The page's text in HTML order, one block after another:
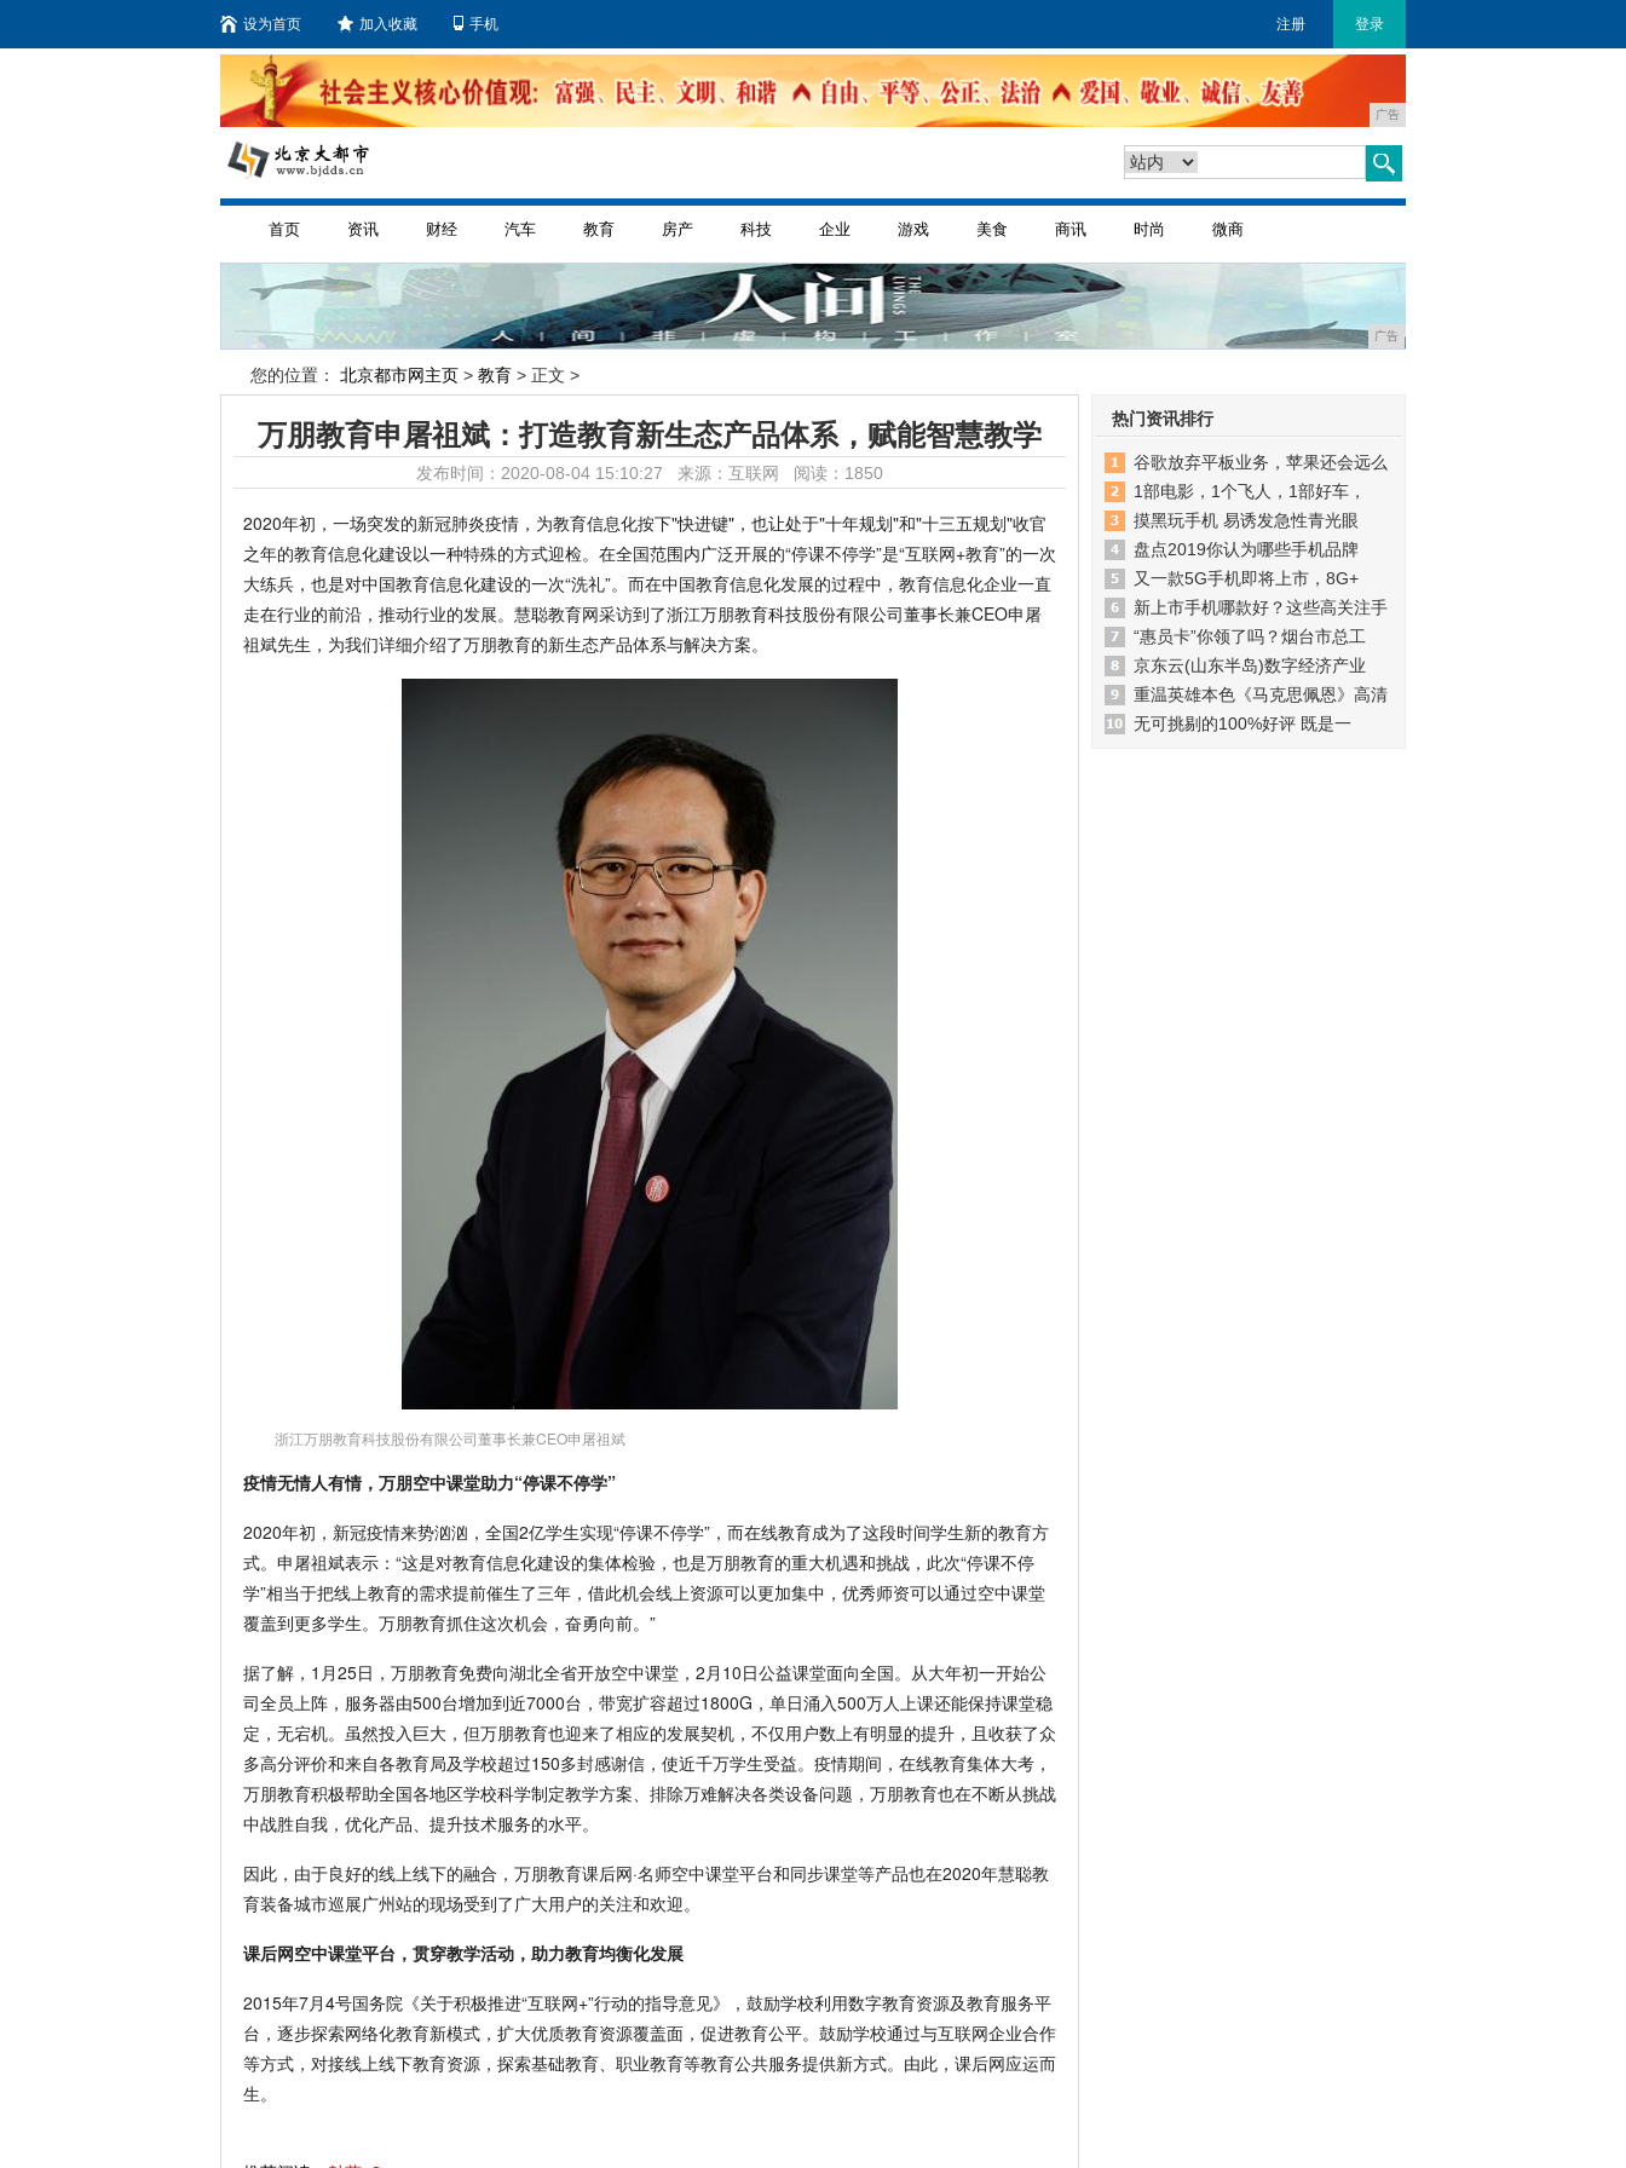
设为首页 加入收藏 手机 注册 登录
广告
首页 资讯 财经 汽车 教育 房产 科技 企业 游戏 美食 商讯 时尚 微商
广告
您的位置： 北京都市网主页 > 教育 > 正文 >
万朋教育申屠祖斌：打造教育新生态产品体系，赋能智慧教学
发布时间：2020-08-04 15:10:27 来源：互联网 阅读：1850
2020年初，一场突发的新冠肺炎疫情，为教育信息化按下"快进键"，也让处于"十年规划"和"十三五规划"收官
之年的教育信息化建设以一种特殊的方式迎检。在全国范围内广泛开展的“停课不停学”是“互联网+教育”的一次
大练兵，也是对中国教育信息化建设的一次“洗礼”。而在中国教育信息化发展的过程中，教育信息化企业一直
走在行业的前沿，推动行业的发展。慧聪教育网采访到了浙江万朋教育科技股份有限公司董事长兼CEO申屠
祖斌先生，为我们详细介绍了万朋教育的新生态产品体系与解决方案。
浙江万朋教育科技股份有限公司董事长兼CEO申屠祖斌
疫情无情人有情，万朋空中课堂助力“停课不停学”
2020年初，新冠疫情来势汹汹，全国2亿学生实现“停课不停学”，而在线教育成为了这段时间学生新的教育方
式。申屠祖斌表示：“这是对教育信息化建设的集体检验，也是万朋教育的重大机遇和挑战，此次“停课不停
学”相当于把线上教育的需求提前催生了三年，借此机会线上资源可以更加集中，优秀师资可以通过空中课堂
覆盖到更多学生。万朋教育抓住这次机会，奋勇向前。”
据了解，1月25日，万朋教育免费向湖北全省开放空中课堂，2月10日公益课堂面向全国。从大年初一开始公
司全员上阵，服务器由500台增加到近7000台，带宽扩容超过1800G，单日涌入500万人上课还能保持课堂稳
定，无宕机。虽然投入巨大，但万朋教育也迎来了相应的发展契机，不仅用户数上有明显的提升，且收获了众
多高分评价和来自各教育局及学校超过150多封感谢信，使近千万学生受益。疫情期间，在线教育集体大考，
万朋教育积极帮助全国各地区学校科学制定教学方案、排除万难解决各类设备问题，万朋教育也在不断从挑战
中战胜自我，优化产品、提升技术服务的水平。
因此，由于良好的线上线下的融合，万朋教育课后网·名师空中课堂平台和同步课堂等产品也在2020年慧聪教
育装备城市巡展广州站的现场受到了广大用户的关注和欢迎。
课后网空中课堂平台，贯穿教学活动，助力教育均衡化发展
2015年7月4号国务院《关于积极推进“互联网+”行动的指导意见》，鼓励学校利用数字教育资源及教育服务平
台，逐步探索网络化教育新模式，扩大优质教育资源覆盖面，促进教育公平。鼓励学校通过与互联网企业合作
等方式，对接线上线下教育资源，探索基础教育、职业教育等教育公共服务提供新方式。由此，课后网应运而
生。
热门资讯排行
谷歌放弃平板业务，苹果还会远么
1部电影，1个飞人，1部好车，
摸黑玩手机 易诱发急性青光眼
盘点2019你认为哪些手机品牌
又一款5G手机即将上市，8G+
新上市手机哪款好？这些高关注手
“惠员卡”你领了吗？烟台市总工
京东云(山东半岛)数字经济产业
重温英雄本色《马克思佩恩》高清
无可挑剔的100%好评 既是一